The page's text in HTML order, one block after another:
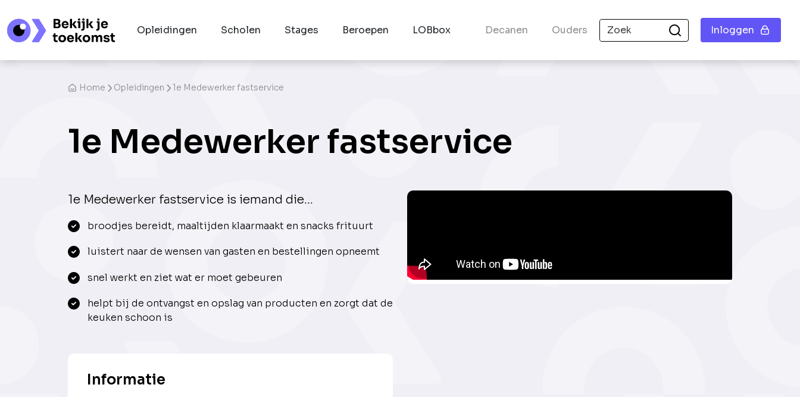
Opleidingen Scholen Stages Beroepen LOBbox Decanen Ouders Inloggen
Home Opleidingen 1e Medewerker fastservice
1e Medewerker fastservice
1e Medewerker fastservice is iemand die...
broodjes bereidt, maaltijden klaarmaakt en snacks frituurt
luistert naar de wensen van gasten en bestellingen opneemt
snel werkt en ziet wat er moet gebeuren
helpt bij de ontvangst en opslag van producten en zorgt dat de
keuken schoon is
Informatie